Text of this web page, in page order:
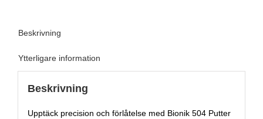
Beskrivning
Ytterligare information
Beskrivning
Upptäck precision och förlåtelse med Bionik 504 Putter